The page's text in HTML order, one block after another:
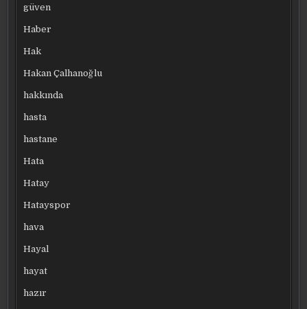
güven
Haber
Hak
Hakan Çalhanoğlu
hakkında
hasta
hastane
Hata
Hatay
Hatayspor
hava
Hayal
hayat
hazır